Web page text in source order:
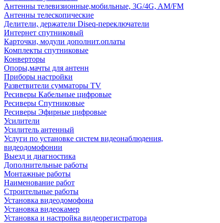
Антенны телевизионные,мобильные, 3G/4G, AM/FM
Антенны телескопические
Делители, держатели Diseq-переключатели
Интернет спутниковый
Карточки, модули дополнит.оплаты
Комплекты спутниковые
Конверторы
Опоры,мачты для антенн
Приборы настройки
Разветвители сумматоры TV
Ресиверы Кабельные цифровые
Ресиверы Спутниковые
Ресиверы Эфирные цифровые
Усилители
Усилитель антенный
Услуги по установке систем видеонаблюдения,
видеодомофонии
Выезд и диагностика
Дополнительные работы
Монтажные работы
Наименование работ
Строительные работы
Установка видеодомофона
Установка видеокамер
Установка и настройка видеорегистратора